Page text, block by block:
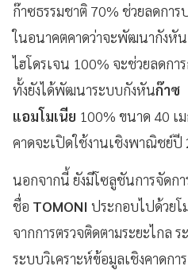
ก๊าซธรรมชาติ 70% ช่วยลดกา
ในอนาคตคาดว่าจะพัฒนากังหั
ไฮโดรเจน 100% จะช่วยลดกา
ทั้งยังได้พัฒนาระบบกังหันก๊าซ
แอมโมเนีย 100% ขนาด 40 เ
คาดจะเปิดใช้งานเชิงพาณิชย์ปี
นอกจากนี้ ยังมีโซลูชันการจัดก
ชื่อ TOMONI ประกอบไปด้วยโ
จากการตรวจติดตามระยะไกล
ระบบวิเคราะห์ข้อมูลเชิงคาดก